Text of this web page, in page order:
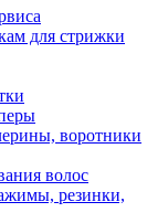
для стрижки
воротники
волос
резинки,